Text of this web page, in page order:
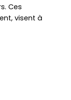
Ces
visent à